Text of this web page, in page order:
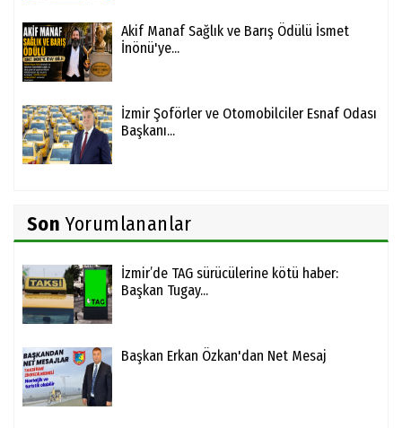
Akif Manaf Sağlık ve Barış Ödülü İsmet
İnönü'ye...
İzmir Şoförler ve Otomobilciler Esnaf Odası
Başkanı...
Son Yorumlananlar
İzmir’de TAG sürücülerine kötü haber:
Başkan Tugay...
Başkan Erkan Özkan'dan Net Mesaj